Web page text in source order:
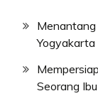
Menantang
Yogyakarta
Seorang Ibu